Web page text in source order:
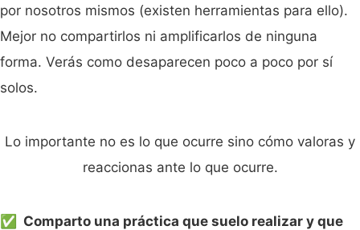
por nosotros mismos (existen herramientas para ello).
Mejor no compartirlos ni amplificarlos de ninguna
forma. Verás como desaparecen poco a poco por sí
solos.
Lo importante no es lo que ocurre sino cómo valoras y
reaccionas ante lo que ocurre.
✅ Comparto una práctica que suelo realizar y que